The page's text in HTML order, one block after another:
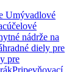
Umývadlové
nádrže na
diely pre
pre
Pripevňovací